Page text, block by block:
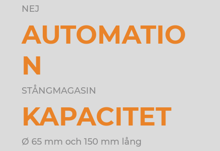
NEJ
AUTOMATIO
N
STÅNGMAGASIN
KAPACITET
Ø 65 mm och 150 mm lång